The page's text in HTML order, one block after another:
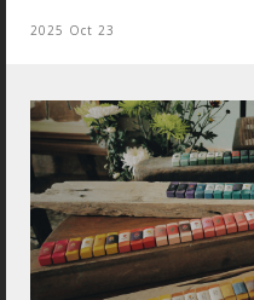
2025 Oct 23